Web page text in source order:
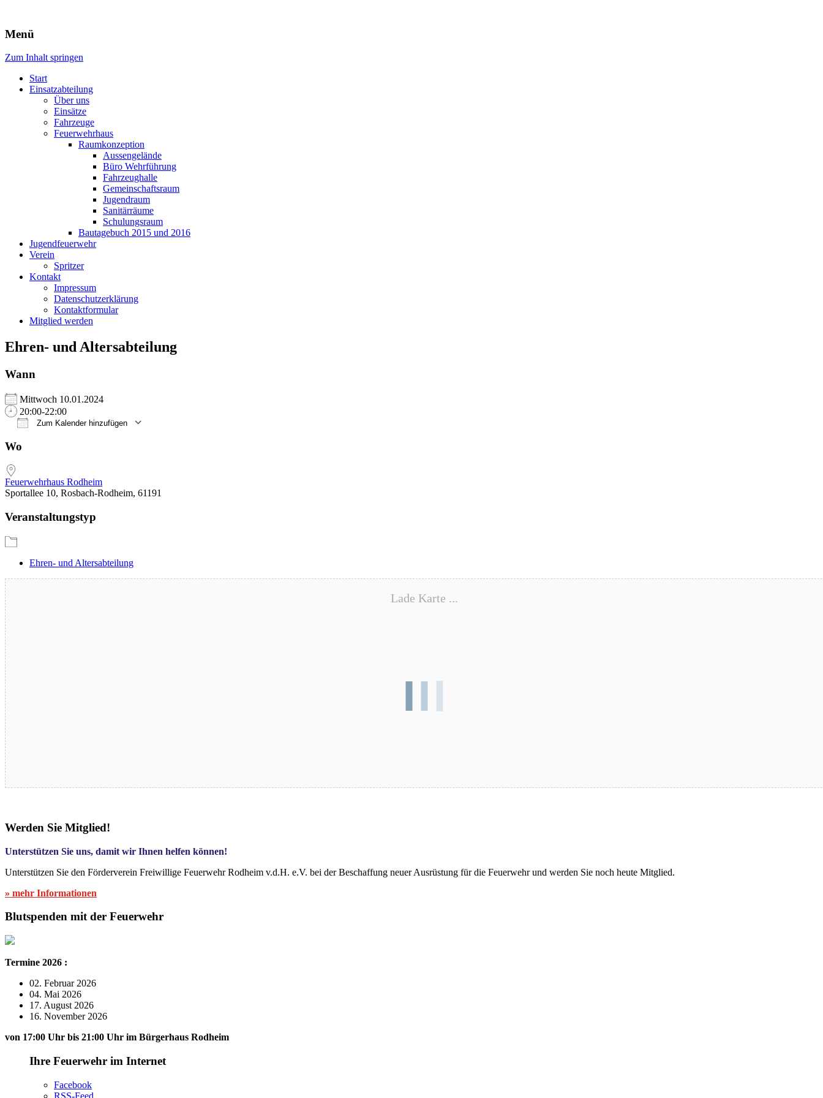
Freiwillige Feuerwehr Rodheim v.d.H.
Menü
Zum Inhalt springen
Start
Einsatzabteilung
Über uns
Einsätze
Fahrzeuge
Feuerwehrhaus
Raumkonzeption
Aussengelände
Büro Wehrführung
Fahrzeughalle
Gemeinschaftsraum
Jugendraum
Sanitärräume
Schulungsraum
Bautagebuch 2015 und 2016
Jugendfeuerwehr
Verein
Spritzer
Kontakt
Impressum
Datenschutzerklärung
Kontaktformular
Mitglied werden
Ehren- und Altersabteilung
Wann
Mittwoch 10.01.2024
20:00-22:00
Zum Kalender hinzufügen
Wo
Feuerwehrhaus Rodheim
Sportallee 10, Rosbach-Rodheim, 61191
Veranstaltungstyp
Ehren- und Altersabteilung
Lade Karte ...
Blutspende – 17.08.2026
Werden Sie Mitglied!
Unterstützen Sie uns, damit wir Ihnen helfen können!
Unterstützen Sie den Förderverein Freiwillige Feuerwehr Rodheim v.d.H. e.V. bei der Beschaffung neuer Ausrüstung für die Feuerwehr und werden Sie noch heute Mitglied.
» mehr Informationen
Blutspenden mit der Feuerwehr
Termine 2026 :
02. Februar 2026
04. Mai 2026
17. August 2026
16. November 2026
von 17:00 Uhr bis 21:00 Uhr im Bürgerhaus Rodheim
Ihre Feuerwehr im Internet
Facebook
RSS-Feed